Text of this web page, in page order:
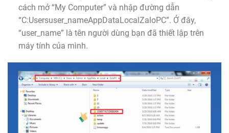
cách mở “My Computer” và nhập đường dẫn
“C:Usersuser_nameAppDataLocalZaloPC”. Ở đây,
“user_name” là tên người dùng bạn đã thiết lập trên
máy tính của mình.